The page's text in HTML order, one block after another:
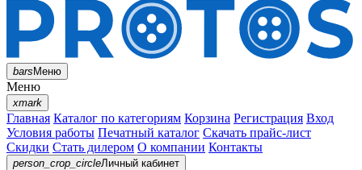
barsМеню
Меню
xmark
Главная Каталог по категориям Корзина Регистрация Вход
Условия работы Печатный каталог Скачать прайс-лист
Скидки Стать дилером О компании Контакты
person_crop_circleЛичный кабинет